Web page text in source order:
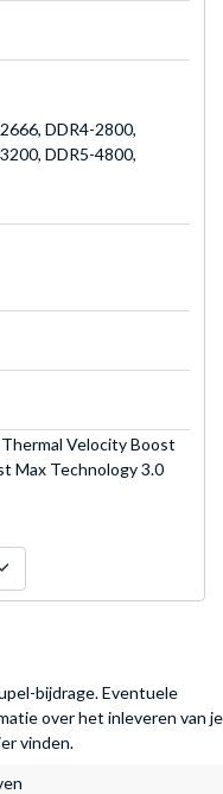
DDR4-2800,
DDR5-4800,
Velocity Boost
Max Technology 3.0
bijdrage. Eventuele
over het inleveren van je
vinden.